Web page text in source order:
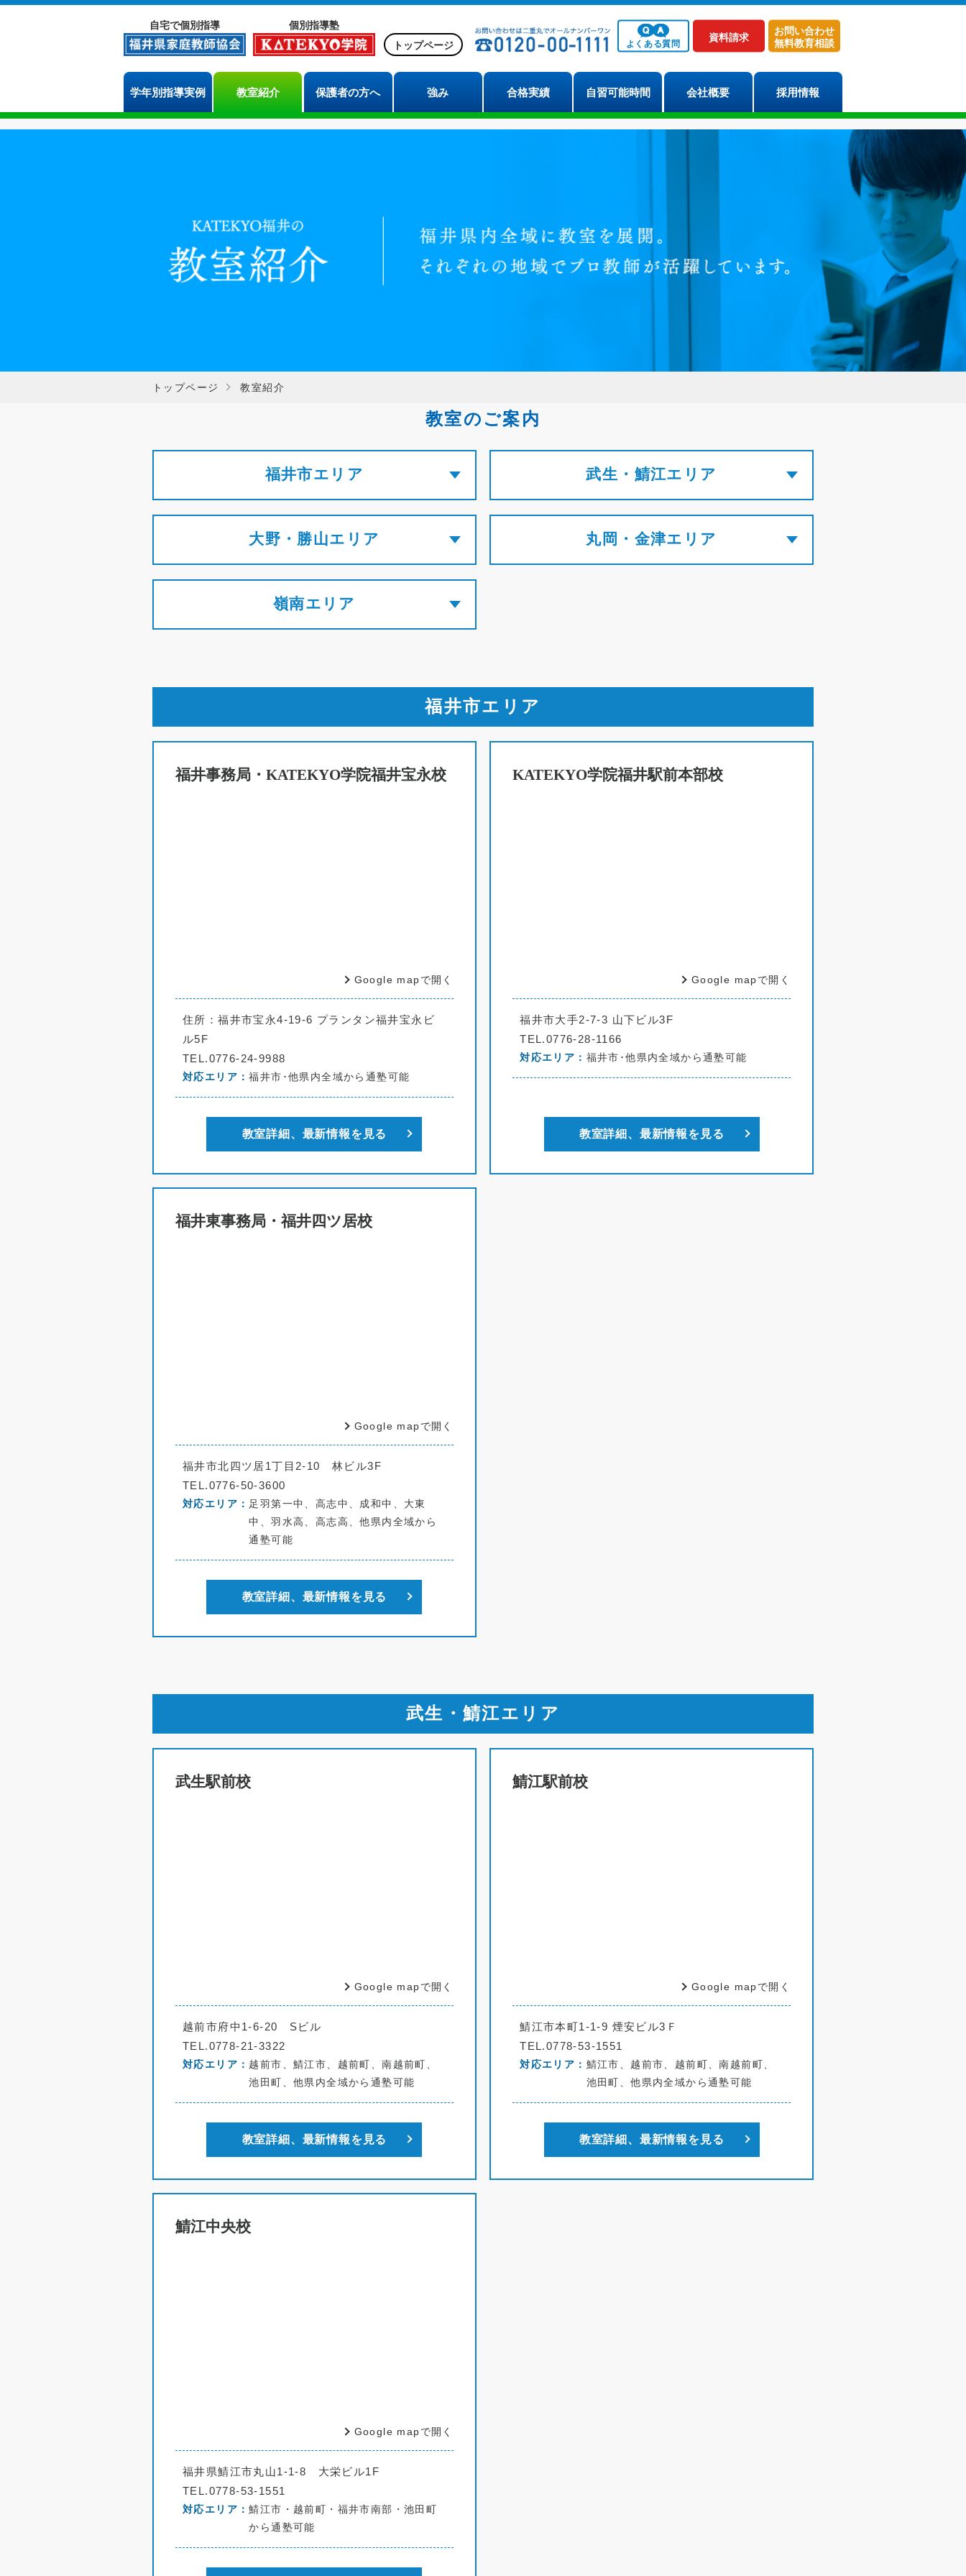
自宅で個別指導
個別指導塾
トップページ
よくある質問
資料請求
お問い合わせ
無料教育相談
学年別指導実例 教室紹介 保護者の方へ 強み 合格実績 自習可能時間 会社概要 採用情報
トップページ 教室紹介
教室のご案内
福井市エリア 武生・鯖江エリア
大野・勝山エリア 丸岡・金津エリア
嶺南エリア
福井市エリア
福井事務局・ KATEKYO学院福井宝永校
Google mapで開く
住所：福井市宝永4-19-6 プランタン福井宝永ビ
ル5F
TEL.0776-24-9988
対応エリア 福井市･他県内全域から通塾可能
教室詳細、最新情報を見る
KATEKYO学院福井駅前本部校
Google mapで開く
福井市大手2-7-3 山下ビル3F
TEL.0776-28-1166
対応エリア 福井市･他県内全域から通塾可能
教室詳細、最新情報を見る
福井東事務局・福井四ツ居校
Google mapで開く
福井市北四ツ居1丁目2-10 林ビル3F
TEL.0776-50-3600
対応エリア
足羽第一中、高志中、成和中、大東
中、羽水高、高志高、他県内全域から
通塾可能
教室詳細、最新情報を見る
武生・鯖江エリア
武生駅前校
Google mapで開く
越前市府中1-6-20 Sビル
TEL.0778-21-3322
対応エリア
越前市、鯖江市、越前町、南越前町、
池田町、他県内全域から通塾可能
教室詳細、最新情報を見る
鯖江駅前校
Google mapで開く
鯖江市本町1-1-9 煙安ビル3Ｆ
TEL.0778-53-1551
対応エリア
鯖江市、越前市、越前町、南越前町、
池田町、他県内全域から通塾可能
教室詳細、最新情報を見る
鯖江中央校
Google mapで開く
福井県鯖江市丸山1-1-8 大栄ビル1F
TEL.0778-53-1551
対応エリア
鯖江市・越前町・福井市南部・池田町
から通塾可能